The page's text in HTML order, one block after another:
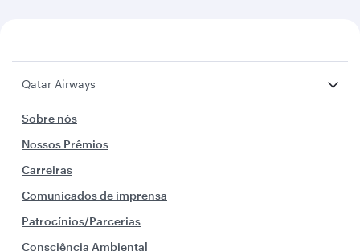
Qatar Airways
Sobre nós
Nossos Prêmios
Carreiras
Comunicados de imprensa
Patrocínios/Parcerias
Consciência Ambiental